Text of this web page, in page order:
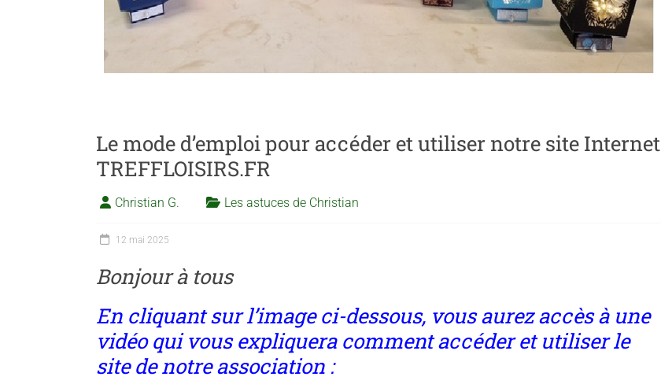
Le mode d’emploi pour accéder et utiliser notre site Internet
TREFFLOISIRS.FR
Christian G. Les astuces de Christian
12 mai 2025
Bonjour à tous
En cliquant sur l’image ci-dessous, vous aurez accès à une
vidéo qui vous expliqueracomment accéder et utiliser le
site de notre association :